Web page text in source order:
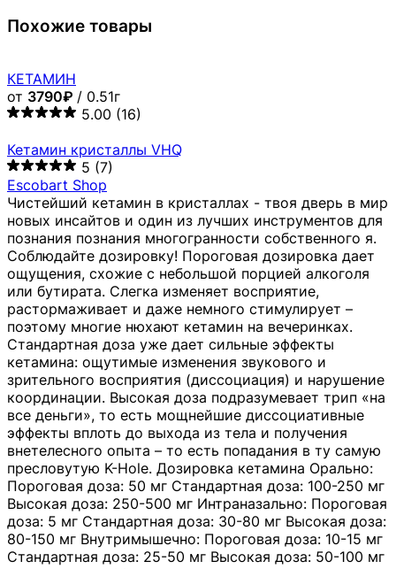
Похожие товары
КЕТАМИН
от 3790₽ / 0.51г
5.00 (16)
Кетамин кристаллы VHQ
5 (7)
Escobart Shop
Чистейший кетамин в кристаллах - твоя дверь в мир
новых инсайтов и один из лучших инструментов для
познания познания многогранности собственного я.
Соблюдайте дозировку! Пороговая дозировка дает
ощущения, схожие с небольшой порцией алкоголя
или бутирата. Слегка изменяет восприятие,
растормаживает и даже немного стимулирует –
поэтому многие нюхают кетамин на вечеринках.
Стандартная доза уже дает сильные эффекты
кетамина: ощутимые изменения звукового и
зрительного восприятия (диссоциация) и нарушение
координации. Высокая доза подразумевает трип «на
все деньги», то есть мощнейшие диссоциативные
эффекты вплоть до выхода из тела и получения
внетелесного опыта – то есть попадания в ту самую
пресловутую K-Hole. Дозировка кетамина Орально:
Пороговая доза: 50 мг Стандартная доза: 100-250 мг
Высокая доза: 250-500 мг Интраназально: Пороговая
доза: 5 мг Стандартная доза: 30-80 мг Высокая доза:
80-150 мг Внутримышечно: Пороговая доза: 10-15 мг
Стандартная доза: 25-50 мг Высокая доза: 50-100 мг